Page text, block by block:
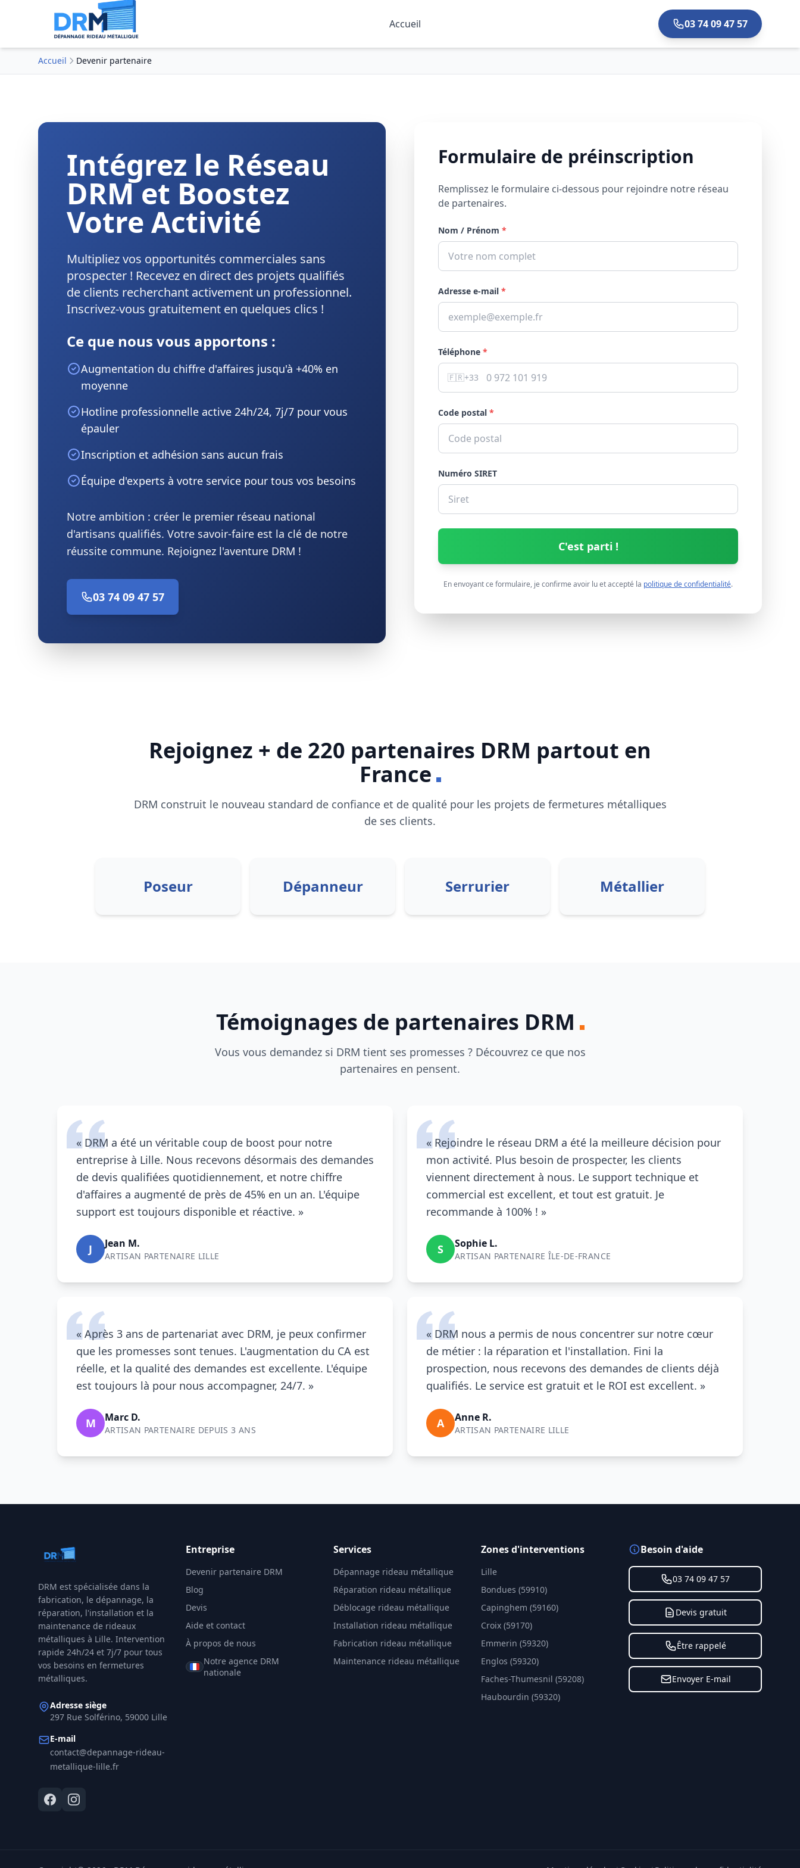
Accueil 03 74 09 47 57
Accueil Devenir partenaire
Intégrez le Réseau
DRMet Boostez
Votre Activité
Multipliez vos opportunités commerciales sans
prospecter ! Recevez en direct des projets qualifiés
de clients recherchant activement un professionnel.
Inscrivez-vous gratuitement en quelques clics !
Ce que nous vous apportons :
Augmentation du chiffre d'affaires jusqu'à +40% en
moyenne
Hotline professionnelle active 24h/24, 7j/7 pour vous
épauler
Inscription et adhésion sans aucun frais
Équipe d'experts à votre service pour tous vos besoins
Notre ambition : créer le premier réseau national
d'artisans qualifiés. Votre savoir-faire est la clé de notre
réussite commune. Rejoignez l'aventure DRM !
03 74 09 47 57
Formulaire de préinscription
Remplissez le formulaire ci-dessous pour rejoindre notre réseau
de partenaires.
Nom / Prénom *
Adresse e-mail *
Téléphone *
🇫🇷+33
Code postal *
Numéro SIRET
C'est parti !
En envoyant ce formulaire, je confirme avoir lu et accepté la politique de confidentialité.
Rejoignez + de 220 partenaires DRM partout en
France
DRM construit le nouveau standard de confiance et de qualité pour les projets de fermetures métalliques
de ses clients.
Poseur Dépanneur Serrurier Métallier
Témoignages de partenaires DRM
Vous vous demandez si DRM tient ses promesses ? Découvrez ce que nos
partenaires en pensent.
« DRM a été un véritable coup de boost pour notre
entreprise à Lille. Nous recevons désormais des demandes
de devis qualifiées quotidiennement, et notre chiffre
d'affaires a augmenté de près de 45% en un an. L'équipe
support est toujours disponible et réactive. »
J Jean M.
ARTISAN PARTENAIRE LILLE
« Rejoindre le réseau DRM a été la meilleure décision pour
mon activité. Plus besoin de prospecter, les clients
viennent directement à nous. Le support technique et
commercial est excellent, et tout est gratuit. Je
recommande à 100% ! »
S Sophie L.
ARTISAN PARTENAIRE ÎLE-DE-FRANCE
« Après 3 ans de partenariat avec DRM, je peux confirmer
que les promesses sont tenues. L'augmentation du CA est
réelle, et la qualité des demandes est excellente. L'équipe
est toujours là pour nous accompagner, 24/7. »
M Marc D.
ARTISAN PARTENAIRE DEPUIS 3 ANS
« DRM nous a permis de nous concentrer sur notre cœur
de métier : la réparation et l'installation. Fini la
prospection, nous recevons des demandes de clients déjà
qualifiés. Le service est gratuit et le ROI est excellent. »
A Anne R.
ARTISAN PARTENAIRE LILLE
DRM est spécialisée dans la
fabrication, le dépannage, la
réparation, l'installation et la
maintenance de rideaux
métalliques à Lille. Intervention
rapide 24h/24 et 7j/7 pour tous
vos besoins en fermetures
métalliques.
Adresse siège
297 Rue Solférino, 59000 Lille
E-mail
contact@depannage-rideau-
metallique-lille.fr
Entreprise
Devenir partenaire DRM
Blog
Devis
Aide et contact
À propos de nous
Notre agence DRM
nationale
Services
Dépannage rideau métallique
Réparation rideau métallique
Déblocage rideau métallique
Installation rideau métallique
Fabrication rideau métallique
Maintenance rideau métallique
Zones d'interventions
Lille
Bondues (59910)
Capinghem (59160)
Croix (59170)
Emmerin (59320)
Englos (59320)
Faches-Thumesnil (59208)
Haubourdin (59320)
Besoin d'aide
03 74 09 47 57
Devis gratuit
Être rappelé
Envoyer E-mail